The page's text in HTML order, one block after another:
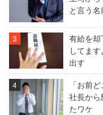
と言う
有給を却
してま
出す
「お前
社長か
たワケ